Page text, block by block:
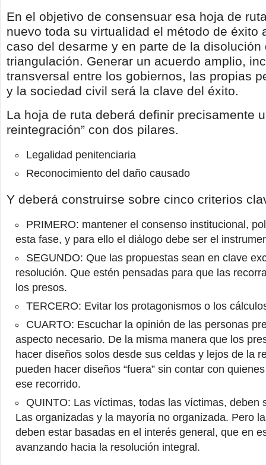
En el objetivo de consensuar esa hoja de
nuevo toda su virtualidad el método de éxito
caso del desarme y en parte de la disolución
triangulación. Generar un acuerdo amplio,
transversal entre los gobiernos, las propias
y la sociedad civil será la clave del éxito.
La hoja de ruta deberá definir precisamente
reintegración” con dos pilares.
Legalidad penitenciaria
Reconocimiento del daño causado
Y deberá construirse sobre cinco criterios
PRIMERO: mantener el consenso institucional,
esta fase, y para ello el diálogo debe ser el
SEGUNDO: Que las propuestas sean en clave
resolución. Que estén pensadas para que las
los presos.
TERCERO: Evitar los protagonismos o los
CUARTO: Escuchar la opinión de las personas
aspecto necesario. De la misma manera que los
hacer diseños solos desde sus celdas y lejos de la
pueden hacer diseños “fuera” sin contar con
ese recorrido.
QUINTO: Las víctimas, todas las víctimas, deben
Las organizadas y la mayoría no organizada. Pero
deben estar basadas en el interés general, que en
avanzando hacia la resolución integral.